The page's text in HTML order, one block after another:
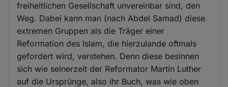
freiheitlichen Gesellschaft unvereinbar sind, den
Weg. Dabei kann man (nach Abdel Samad) diese
extremen Gruppen als die Träger einer
Reformation des Islam, die hierzulande oftmals
gefordert wird, verstehen. Denn diese besinnen
sich wie seinerzeit der Reformator Martin Luther
auf die Ursprünge, also ihr Buch, was wie oben